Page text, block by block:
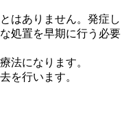
はありません。発症し
処置を早期に行う必要
法になります。
を行います。